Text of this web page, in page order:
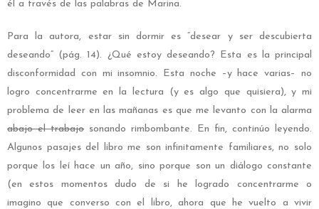
él a través de las palabras de Marina.
Para la autora, estar sin dormir es “desear y ser descubierta
deseando” (pág. 14). ¿Qué estoy deseando? Esta es la principal
disconformidad con mi insomnio. Esta noche –y hace varias– no
logro concentrarme en la lectura (y es algo que quisiera), y mi
problema de leer en las mañanas es que me levanto con la alarma
abajo el trabajo sonando rimbombante. En fin, continúo leyendo.
Algunos pasajes del libro me son infinitamente familiares, no solo
porque los leí hace un año, sino porque son un diálogo constante
(en estos momentos dudo de si he logrado concentrarme o
imagino que converso con el libro, ahora que he vuelto a vivir